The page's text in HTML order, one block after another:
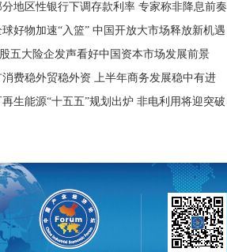
会：发展交通运输新业态 培育新增长点
分地区性银行下调存款利率 专家称非降息前奏
球好物加速“入篮” 中国开放大市场释放新机遇
五大险企发声看好中国资本市场发展前景
消费稳外贸稳外资 上半年商务发展稳中有进
再生能源“十五五”规划出炉 非电利用将迎突破